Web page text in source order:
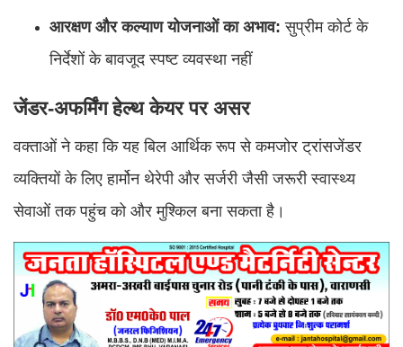
आरक्षण और कल्याण योजनाओं का अभाव: सुप्रीम कोर्ट के
निर्देशों के बावजूद स्पष्ट व्यवस्था नहीं
जेंडर-अफर्मिंग हेल्थ केयर पर असर
वक्ताओं ने कहा कि यह बिल आर्थिक रूप से कमजोर ट्रांसजेंडर
व्यक्तियों के लिए हार्मोन थेरेपी और सर्जरी जैसी जरूरी स्वास्थ्य
सेवाओं तक पहुंच को और मुश्किल बना सकता है।